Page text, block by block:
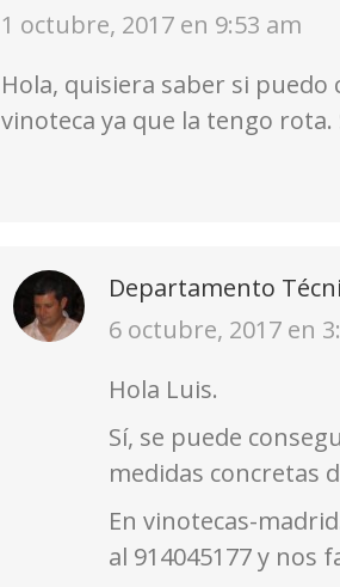
dice:
1 octubre, 2017 en 9:53 am
Hola, quisiera saber si
vinoteca ya que la tengo rota.
Departamento
dice:
6 octubre, 2017 en
Hola Luis.
Sí, se puede
medidas concretas
En vinotecas-
al 914045177 y nos